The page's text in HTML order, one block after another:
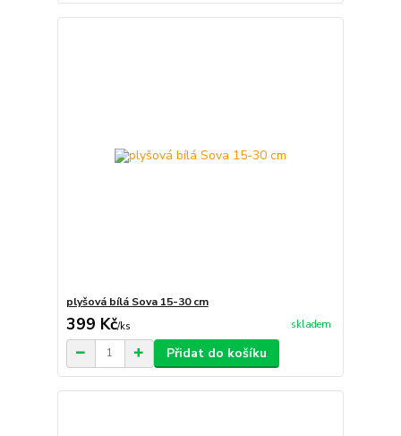
plyšová bílá Sova 15-30 cm
399 Kč/ks skladem
Přidat do košíku